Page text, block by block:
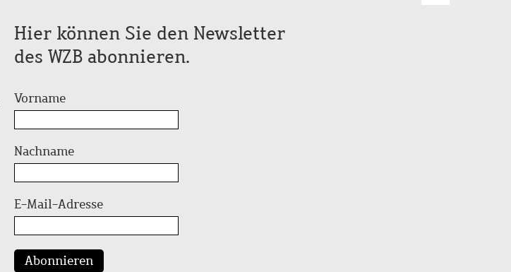
Hier können Sie den Newsletter
des WZB abonnieren.
Vorname
Nachname
E-Mail-Adresse
Abonnieren